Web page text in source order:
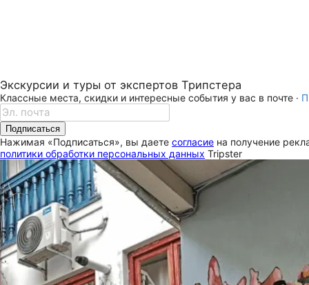
Экскурсии и туры от экспертов Трипстера
Классные места, скидки и интересные события у вас в почте ·
Подписаться
Нажимая «Подписаться», вы даете согласие на получение
политики обработки персональных данных Tripster